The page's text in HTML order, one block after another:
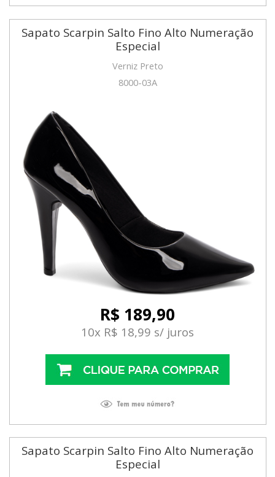
Sapato Scarpin Salto Fino Alto Numeração
Especial
Verniz Preto
8000-03A
R$ 189,90
10x R$ 18,99 s/ juros
Sapato Scarpin Salto Fino Alto Numeração
Especial